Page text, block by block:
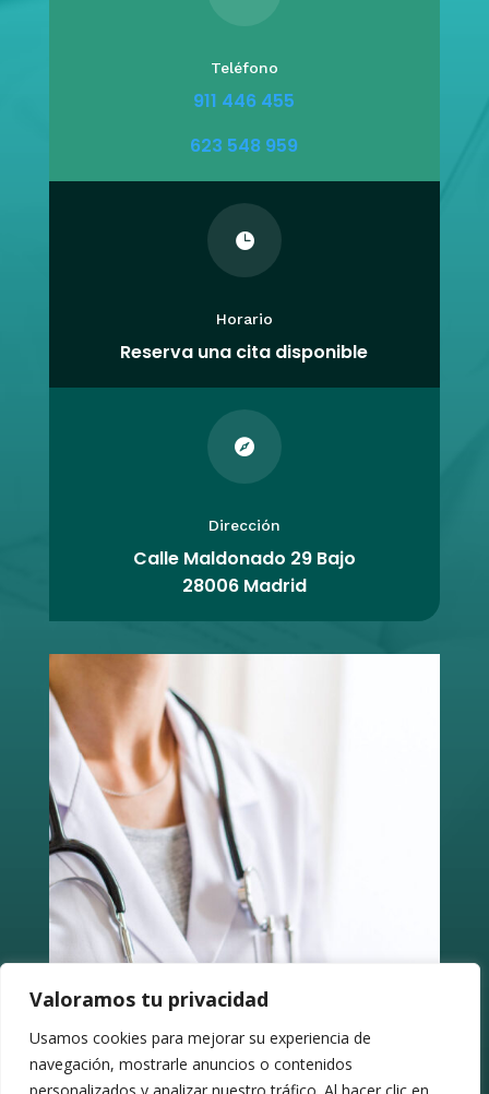
Valoramos tu privacidad
Usamos cookies para mejorar su experiencia de
navegación, mostrarle anuncios o contenidos
Teléfono
911 446 455
623 548 959

Horario
Reserva una cita disponible

Dirección
Calle Maldonado 29 Bajo
28006 Madrid